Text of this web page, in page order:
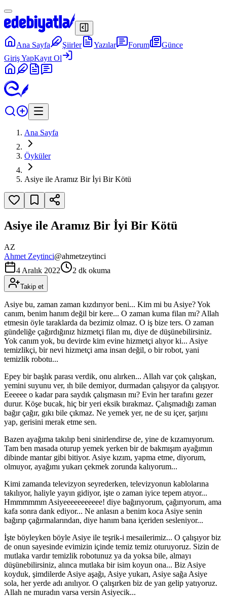
Ana Sayfa Şiirler Yazılar Forum
Günce
Giriş YapKayıt Ol
Ana Sayfa
Öyküler
Asiye ile Aramız Bir İyi Bir Kötü
Asiye ile Aramız Bir İyi Bir Kötü
AZ
Ahmet Zeytinci@ahmetzeytinci
4 Aralık 2022
2 dk okuma
Takip et
Asiye bu, zaman zaman kızdırıyor beni... Kim mi bu Asiye? Yok
canım, benim hanım değil bir kere... O zaman kuma filan mı? Allah
etmesin öyle taraklarda da bezimiz olmaz. O iş bize ters. O zaman
gündeliğe çağırdığınız hizmetçi filan mı, diye de düşünebilirsiniz.
Yok canım yok, bu devirde kim evine hizmetçi alıyor ki... Asiye
temizlikçi, bir nevi hizmetçi ama insan değil, o bir robot, yani
temizlik robotu...
Epey bir başlık parası verdik, onu alırken... Allah var çok çalışkan,
yemini suyunu ver, ıh bile demiyor, durmadan çalışıyor da çalışıyor.
Eeeeee o kadar para saydık çalışmasın mı? Evin her tarafını gezer
durur. Köşe bucak, hiç bir yeri eksik bırakmaz. Çalışmadığı zaman
bağır çağır, gıkı bile çıkmaz. Ne yemek yer, ne de su içer, şarjını
yap, gerisini merak etme sen.
Bazen ayağıma takılıp beni sinirlendirse de, yine de kızamıyorum.
Tam ben masada oturup yemek yerken bir de bakmışım ayağımın
dibinde mantar gibi bitiyor. Asiye kızım, yapma etme, diyorum,
olmuyor, ayağımı yukarı çekmek zorunda kalıyorum...
Kimi zamanda televizyon seyrederken, televizyonun kablolarına
takılıyor, haliyle yayın gidiyor, işte o zaman iyice tepem atıyor...
Hmmmmmm Asiyeeeeeeeeeee! diye bağırıyorum, çağırıyorum, ama
kafa sonra dank ediyor... Ne anlasın a benim koca Asiye senin
bağırıp çağırmalarından, diye hanım bana içeriden sesleniyor...
İşte böyleyken böyle Asiye ile teşrik-i mesailerimiz... O çalışıyor biz
de onun sayesinde evimizin içinde temiz temiz oturuyoruz. Sizin de
mutlaka vardır temizlik robotunuz ya da yoksa bile, almayı
düşünebilirsiniz, alınca mutlaka bir isim koyun ona... Biz Asiye
koyduk, şimdilerde Asiye aşağı, Asiye yukarı, Asiye sağa Asiye
sola, her yerde adı anılıyor. O çalışırken biz de yan gelip yatıyoruz.
Allah ne muradın varsa versin Asiyecik...